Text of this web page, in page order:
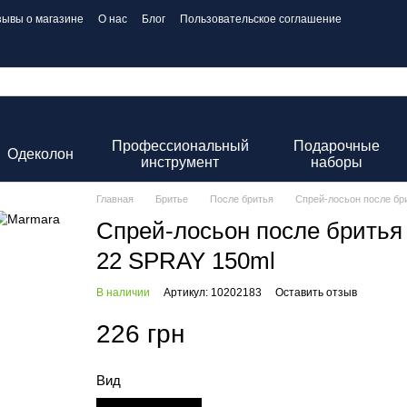
о магазине О нас Блог
Пользовательское соглашение
Одеколон
Профессиональный
инструмент
Подарочные
наборы
Главная Бритье После бритья Спрей-лосьон после
Спрей-лосьон после
22 SPRAY 150ml
В наличии Артикул: 10202183 Оставить отзыв
226 грн
Вид